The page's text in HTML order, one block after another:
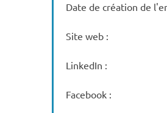
Date de création de
Site web :
LinkedIn :
Facebook :